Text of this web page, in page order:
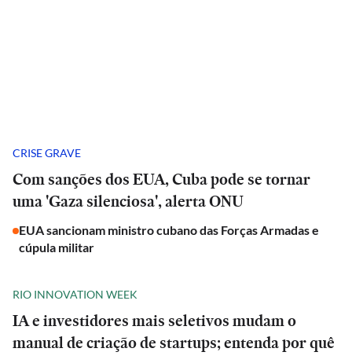
CRISE GRAVE
Com sanções dos EUA, Cuba pode se tornar
uma 'Gaza silenciosa', alerta ONU
EUA sancionam ministro cubano das Forças Armadas e
cúpula militar
RIO INNOVATION WEEK
IA e investidores mais seletivos mudam o
manual de criação de startups; entenda por quê